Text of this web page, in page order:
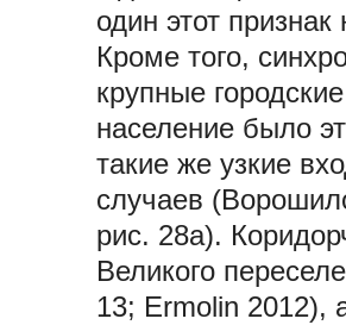
один этот
Кроме того,
крупные
население было
такие же узкие
случаев
рис. 28а).
Великого
13; Ermolin 2012),